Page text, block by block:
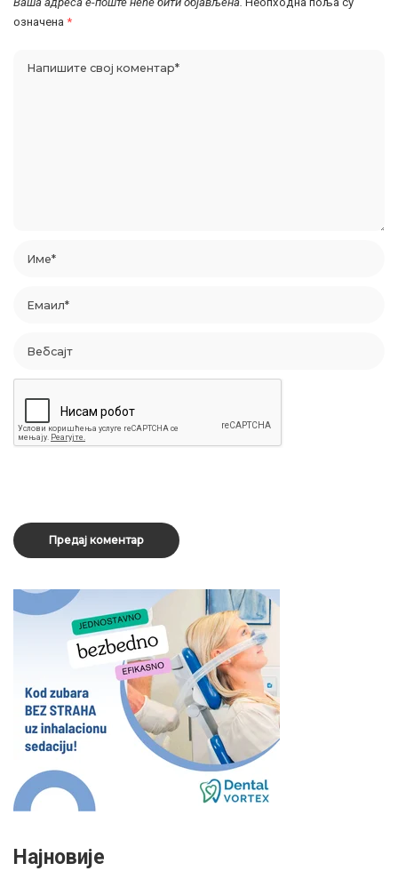
означена *
Најновије